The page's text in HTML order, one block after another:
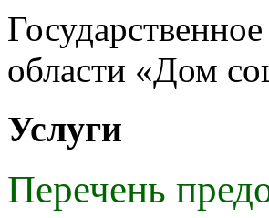
области «Дом
Услуги
Перечень